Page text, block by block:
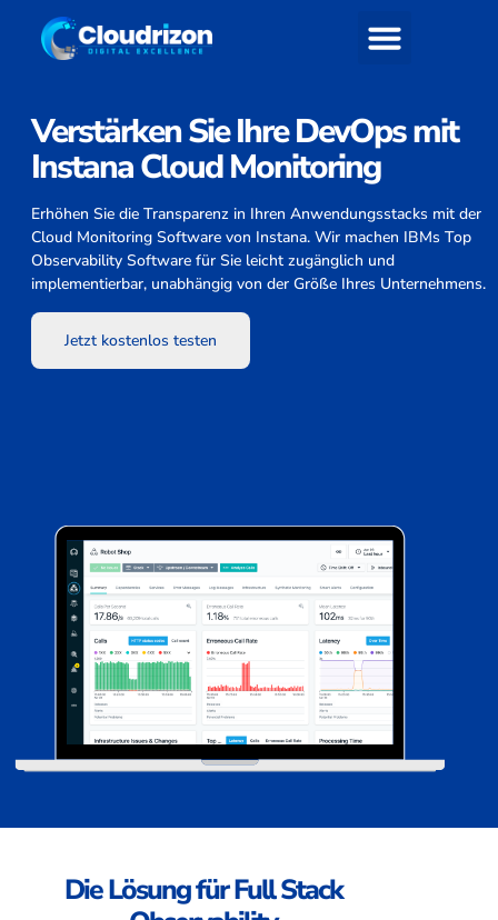
Verstärken Sie Ihre DevOps mit
Instana Cloud Monitoring
Erhöhen Sie die Transparenz in Ihren Anwendungsstacks mit der
Cloud Monitoring Software von Instana. Wir machen IBMs Top
Observability Software für Sie leicht zugänglich und
implementierbar, unabhängig von der Größe Ihres Unternehmens.
Jetzt kostenlos testen
Die Lösung für Full Stack